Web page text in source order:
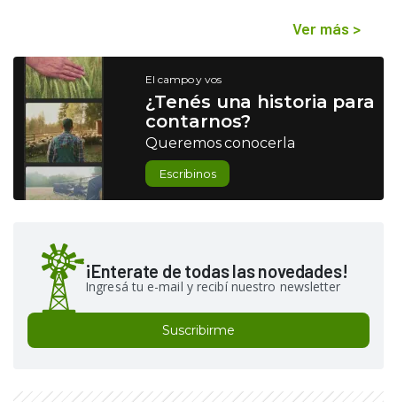
Ver más >
El campo y vos
¿Tenés una historia para
contarnos?
Queremos conocerla
Escribinos
¡Enterate de todas las novedades!
Ingresá tu e-mail y recibí nuestro newsletter
Suscribirme